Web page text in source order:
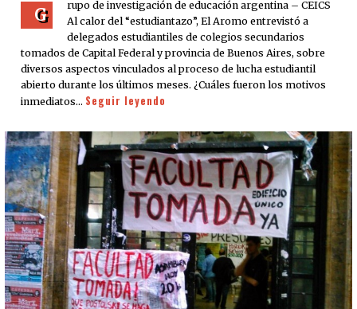
G
rupo de investigación de educación argentina – CEICS
Al calor del “estudiantazo”, El Aromo entrevistó a
delegados estudiantiles de colegios secundarios
tomados de Capital Federal y provincia de Buenos Aires, sobre
diversos aspectos vinculados al proceso de lucha estudiantil
abierto durante los últimos meses. ¿Cuáles fueron los motivos
inmediatos… Seguir leyendo